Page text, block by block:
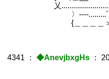
乂
〉----.........´........＞ ´| |
{＿＿＿＿＞ ´{l／´|
4341 ： ◆AnevjbxgHs ：